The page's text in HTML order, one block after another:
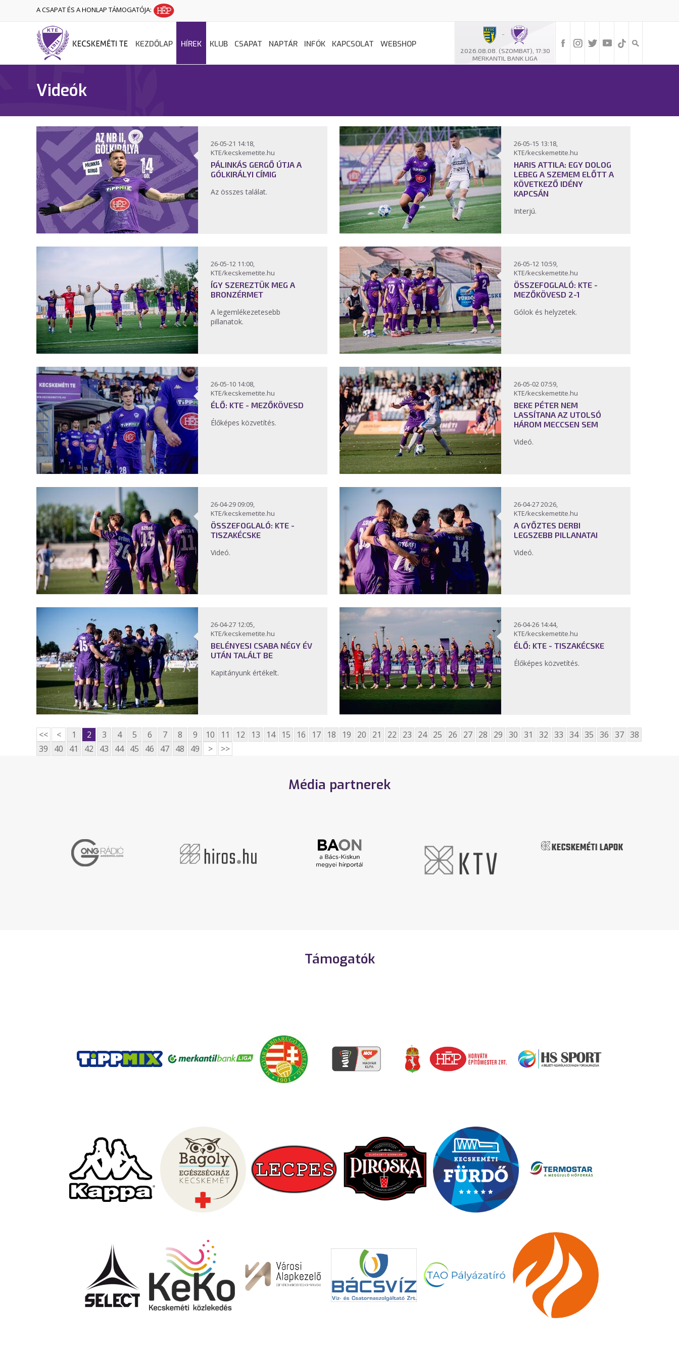
A CSAPAT ÉS A HONLAP TÁMOGATÓJA:
-
2026.08.08. (SZOMBAT), 17:30
MERKANTIL BANK LIGA
KEZDŐLAP HÍREK KLUB CSAPAT NAPTÁR INFÓK KAPCSOLAT WEBSHOP
Videók
26-05-21 14:18,
KTE/kecskemetite.hu
PÁLINKÁS GERGŐ ÚTJA A
GÓLKIRÁLYI CÍMIG
Az összes találat.
26-05-15 13:18,
KTE/kecskemetite.hu
HARIS ATTILA: EGY DOLOG
LEBEG A SZEMEM ELŐTT A
KÖVETKEZŐ IDÉNY
KAPCSÁN
Interjú.
26-05-12 11:00,
KTE/kecskemetite.hu
ÍGY SZEREZTÜK MEG A
BRONZÉRMET
A legemlékezetesebb
pillanatok.
26-05-12 10:59,
KTE/kecskemetite.hu
ÖSSZEFOGLALÓ: KTE -
MEZŐKÖVESD 2-1
Gólok és helyzetek.
26-05-10 14:08,
KTE/kecskemetite.hu
ÉLŐ: KTE - MEZŐKÖVESD
Élőképes közvetítés.
26-05-02 07:59,
KTE/kecskemetite.hu
BEKE PÉTER NEM
LASSÍTANA AZ UTOLSÓ
HÁROM MECCSEN SEM
Videó.
26-04-29 09:09,
KTE/kecskemetite.hu
ÖSSZEFOGLALÓ: KTE -
TISZAKÉCSKE
Videó.
26-04-27 20:26,
KTE/kecskemetite.hu
A GYŐZTES DERBI
LEGSZEBB PILLANATAI
Videó.
26-04-27 12:05,
KTE/kecskemetite.hu
BELÉNYESI CSABA NÉGY ÉV
UTÁN TALÁLT BE
Kapitányunk értékelt.
26-04-26 14:44,
KTE/kecskemetite.hu
ÉLŐ: KTE - TISZAKÉCSKE
Élőképes közvetítés.
<< < 1 2 3 4 5 6 7 8 9 10 11 12 13 14 15 16 17 18 19 20 21 22 23 24 25 26 27 28 29 30 31 32 33 34 35 36 37 38
39
40 41 42 43 44 45 46 47 48 49 > >>
Média partnerek
Támogatók